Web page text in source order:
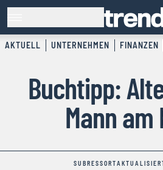
AKTUELL UNTERNEHMEN FINANZEN
Buchtipp:
Mann am
SUBRESSORT